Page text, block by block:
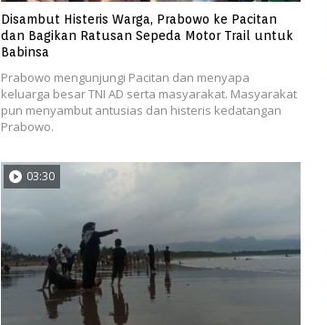
Disambut Histeris Warga, Prabowo ke Pacitan
dan Bagikan Ratusan Sepeda Motor Trail untuk
Babinsa
Prabowo mengunjungi Pacitan dan menyapa
keluarga besar TNI AD serta masyarakat. Masyarakat
pun menyambut antusias dan histeris kedatangan
Prabowo.
03:30